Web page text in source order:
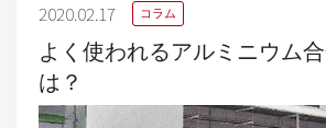
2020.02.17 コラム
よく使われるアルミニウム
は？